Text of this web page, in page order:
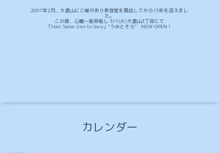
2007年2月、大倉山にご縁があり美容室を開店してから15年を迎えまし
た。
この度、心機一転移転し 3/1(火)大倉山3丁目にて
「Hair Salon Umi to Sora」“うみとそら” NEW OPEN！
カレンダー